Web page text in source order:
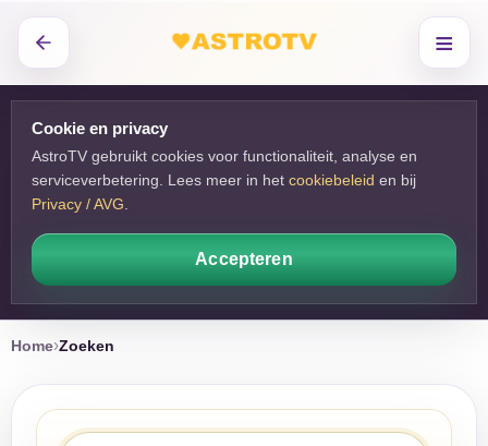
≡
Cookie en privacy
AstroTV gebruikt cookies voor functionaliteit, analyse en
serviceverbetering. Lees meer in het cookiebeleid en bij
Privacy / AVG
Accepteren
Home Zoeken